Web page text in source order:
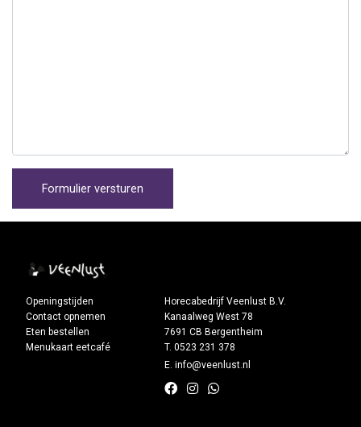
Openingstijden
Contact opnemen
Eten bestellen
Menukaart eetcafé
Horecabedrijf Veenlust B.V.
Kanaalweg West 78
7691 CB Bergentheim
T. 0523 231 378
E. info@veenlust.nl